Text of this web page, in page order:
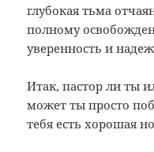
глубокая тьма
полному
уверенность и
Итак, пастор ли ты
может ты просто
тебя есть хорошая